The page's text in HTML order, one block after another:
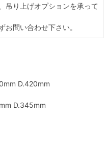
D.420mm
D.345mm
吊り上げオプションを承って
お問い合わせ下さい。